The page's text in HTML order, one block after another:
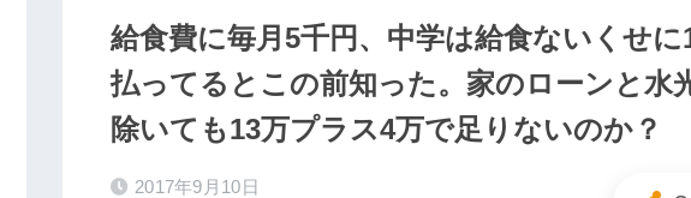
給食費に毎月5千円、中学は給食ないくせに
払ってるとこの前知った。家のローンと水
除いても13万プラス4万で足りないのか？
2017年9月10日